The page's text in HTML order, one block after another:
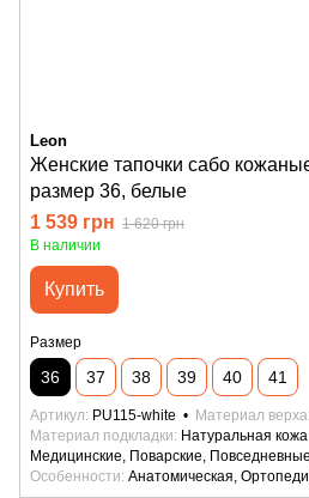
Leon
Женские тапочки сабо
размер 36, белые
1 539 грн 1 620 грн
В наличии
Купить
Размер
36 37 38 39 40 41
Артикул PU115-white Материал верха
Материал подкладки
Натуральная кожа
Медицинские, Поварские,
Особенности Анатомическая,